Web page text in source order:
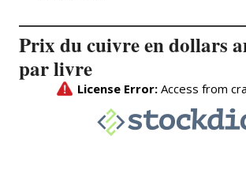
Prix du cuivre en dollars
par livre